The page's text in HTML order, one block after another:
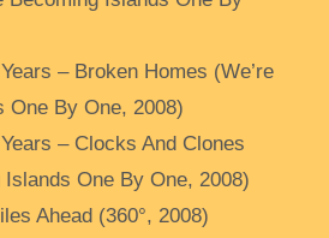
– Broken Homes (We’re
One By One, 2008)
– Clocks And Clones
Islands One By One, 2008)
Ahead (360°, 2008)